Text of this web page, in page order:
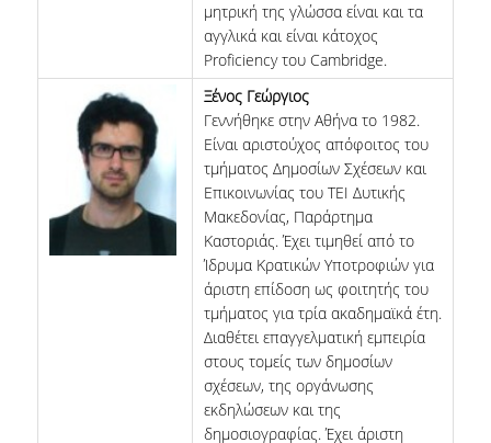
μητρική της γλώσσα είναι και τα
αγγλικά και είναι κάτοχος
Proficiency του Cambridge.
Ξένος Γεώργιος
Γεννήθηκε στην Αθήνα το 1982.
Είναι αριστούχος απόφοιτος του
τμήματος Δημοσίων Σχέσεων και
Επικοινωνίας του ΤΕΙ Δυτικής
Μακεδονίας, Παράρτημα
Καστοριάς. Έχει τιμηθεί από το
Ίδρυμα Κρατικών Υποτροφιών για
άριστη επίδοση ως φοιτητής του
τμήματος για τρία ακαδημαϊκά έτη.
Διαθέτει επαγγελματική εμπειρία
στους τομείς των δημοσίων
σχέσεων, της οργάνωσης
εκδηλώσεων και της
δημοσιογραφίας. Έχει άριστη